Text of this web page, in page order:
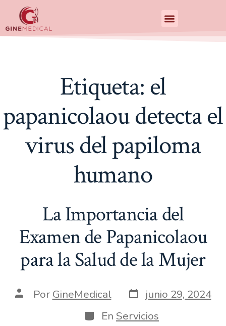
Etiqueta:el
papanicolaou detecta el
virus del papiloma
humano
La Importancia del
Examen de Papanicolaou
para la Salud de la Mujer
Por GineMedical
junio 29, 2024
En Servicios